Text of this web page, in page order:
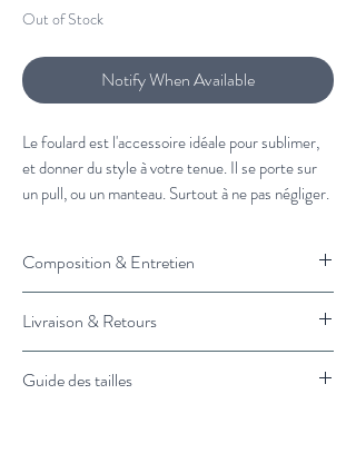
Out of Stock
Notify When Available
Le foulard est l'accessoire idéale pour sublimer,
et donner du style à votre tenue. Il se porte sur
un pull, ou un manteau. Surtout à ne pas négliger.
Veste en laine Menschetun pull
Vous souhaitez plus de conseils de stylisme?
Cliquez ici et un styliste vous rappelle.
Composition & Entretien
Nettoyage à sec.
Livraison & Retours
Retrait en magasin : 1H
Guide des tailles